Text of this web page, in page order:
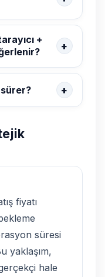
+
sürer?
fiyatı
süresi
yaklaşım,
hale